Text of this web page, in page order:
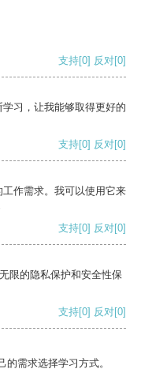
支持[0] 反对[0]
习，让我能够取得更好的
支持[0] 反对[0]
作需求。我可以使用它来
支持[0] 反对[0]
限的隐私保护和安全性保
支持[0] 反对[0]
需求选择学习方式。